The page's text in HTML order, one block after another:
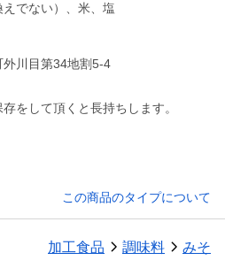
でない）、米、塩
目第34地割5-4
をして頂くと長持ちします。
この商品のタイプについて
加工食品 調味料 みそ